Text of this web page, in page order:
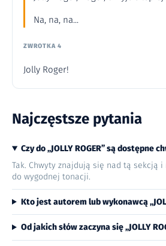
Na, na, na...
ZWROTKA 4
Jolly Roger!
Najczęstsze pytania
Czy do „JOLLY ROGER” są dostępne
Tak. Chwyty znajdują się nad tą sekcją
do wygodnej tonacji.
Kto jest autorem lub wykonawcą
Od jakich słów zaczyna się „JOLLY